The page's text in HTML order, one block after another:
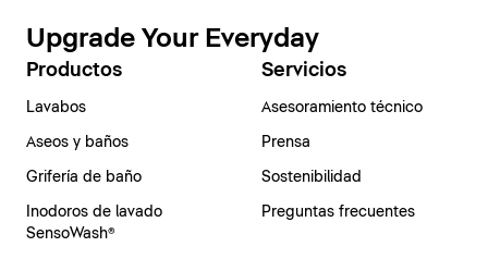
Upgrade Your Everyday
Productos
Lavabos
Aseos y baños
Grifería de baño
Inodoros de lavado
SensoWash®
Servicios
Asesoramiento técnico
Prensa
Sostenibilidad
Preguntas frecuentes